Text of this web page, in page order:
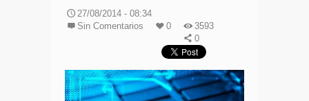
27/08/2014 - 08:34
Sin Comentarios
0
3593
0